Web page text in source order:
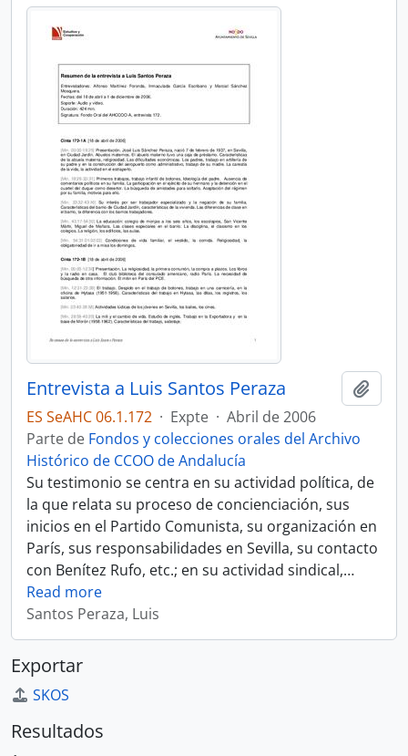
Entrevista a Luis Santos Peraza
ES SeAHC 06.1.172 · Expte · Abril de 2006
Parte de Fondos y colecciones orales del Archivo
Histórico de CCOO de Andalucía
Su testimonio se centra en su actividad política, de
la que relata su proceso de concienciación, sus
inicios en el Partido Comunista, su organización en
París, sus responsabilidades en Sevilla, su contacto
con Benítez Rufo, etc.; en su actividad sindical,…
Read more
Santos Peraza, Luis
Exportar
SKOS
Resultados